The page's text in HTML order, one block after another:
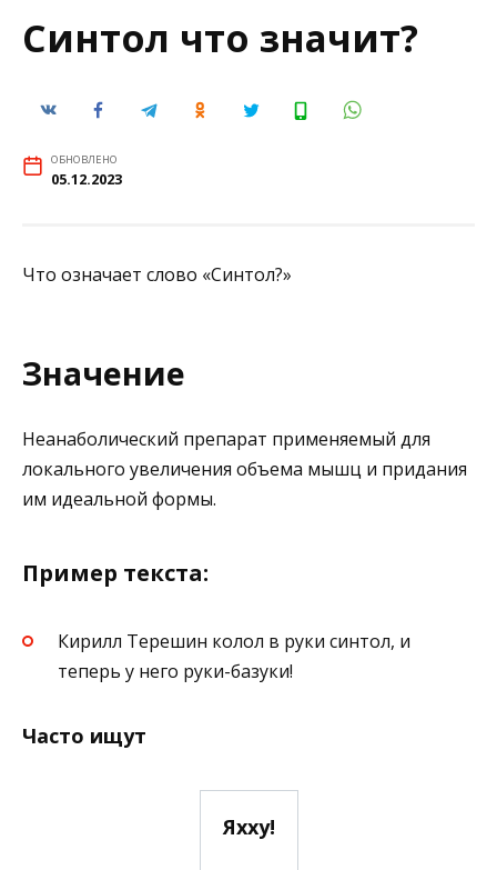
Синтол что значит?
ОБНОВЛЕНО
05.12.2023
Что означает слово «Синтол?»
Значение
Неанаболический препарат применяемый для
локального увеличения объема мышц и придания
им идеальной формы.
Пример текста:
Кирилл Терешин колол в руки синтол, и
теперь у него руки-базуки!
Часто ищут
Яхху!